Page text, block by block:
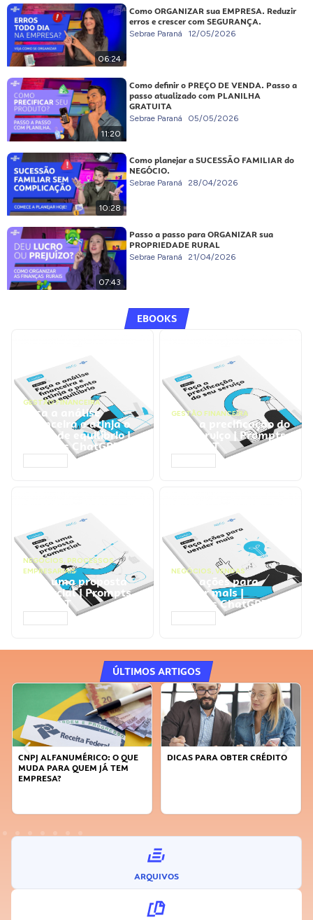
06:24
Como ORGANIZAR sua EMPRESA. Reduzir
erros e crescer com SEGURANÇA.
Sebrae Paraná 12/05/2026
11:20
Como definir o PREÇO DE VENDA. Passo a
passo atualizado com PLANILHA
GRATUITA
Sebrae Paraná 05/05/2026
10:28
Como planejar a SUCESSÃO FAMILIAR do
NEGÓCIO.
Sebrae Paraná 28/04/2026
07:43
Passo a passo para ORGANIZAR sua
PROPRIEDADE RURAL
Sebrae Paraná 21/04/2026
EBOOKS
GESTÃO FINANCEIRA
Faça a análise
financeira e atinja o
ponto de equilíbrio |
Prompts ChatGPT
GESTÃO FINANCEIRA
Faça a precificação do
seu serviço | Prompts
ChatGPT
NEGÓCIOS, PROCESSOS
EMPRESARIAIS
Faça uma proposta
comercial | Prompts
ChatGPT
NEGÓCIOS, VENDAS
Faça ações para
vender mais |
Prompts ChatGPT
ÚLTIMOS ARTIGOS
DICAS PARA OBTER CRÉDITO
FAÇA A DIFERENÇA: SEJA
ARQUIVOS